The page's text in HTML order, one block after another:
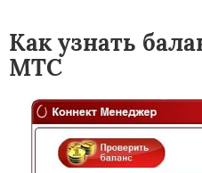
Как узнать
МТС